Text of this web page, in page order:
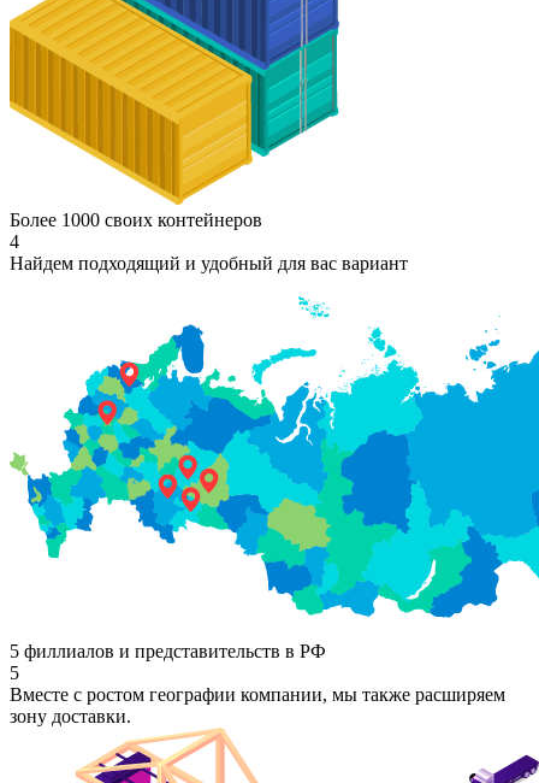
Более 1000 своих контейнеров
4
Найдем подходящий и удобный для вас вариант
5 филлиалов и представительств в РФ
5
Вместе с ростом географии компании, мы также расширяем
зону доставки.